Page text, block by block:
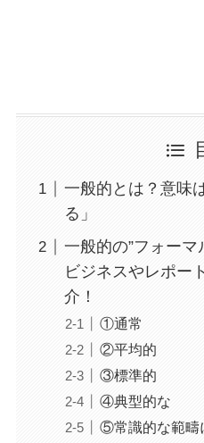
一般的とは？意味
る」
一般的の”フォーマ
ビジネスやレポー
介！
①通常
②平均的
③標準的
④典型的な
⑤常識的な範疇